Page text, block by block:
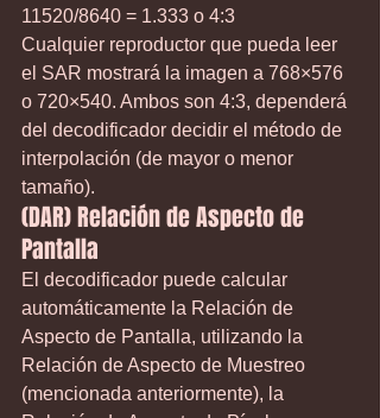
11520/8640 = 1.333 o 4:3
Cualquier reproductor que pueda leer
el SAR mostrará la imagen a 768×576
o 720×540. Ambos son 4:3, dependerá
del decodificador decidir el método de
interpolación (de mayor o menor
tamaño).
(DAR) Relación de Aspecto de
Pantalla
El decodificador puede calcular
automáticamente la Relación de
Aspecto de Pantalla, utilizando la
Relación de Aspecto de Muestreo
(mencionada anteriormente), la